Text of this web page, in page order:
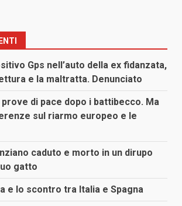
Gps nell’auto della ex fidanzata,
e la maltratta. Denunciato
di pace dopo i battibecco. Ma
sul riarmo europeo e le
caduto e morto in un dirupo
gatto
e lo scontro tra Italia e Spagna